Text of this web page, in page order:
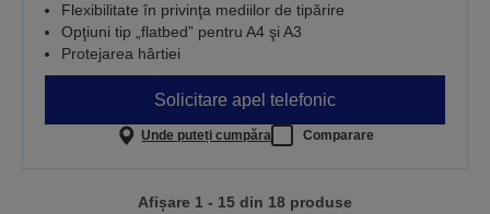
Flexibilitate în privinţa mediilor de tipărire
Opţiuni tip „flatbed” pentru A4 şi A3
Protejarea hârtiei
Solicitare apel telefonic
Unde puteți cumpăra Comparare
Afișare 1 - 15 din 18 produse